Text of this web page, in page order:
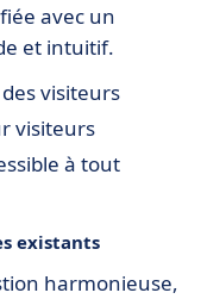
avec un
et intuitif.
visiteurs
visiteurs
à tout
existants
harmonieuse,